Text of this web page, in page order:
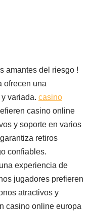
amantes del riesgo !
ofrecen una
variada. casino
casino online
y soporte en varios
retiros
confiables.
experiencia de
jugadores prefieren
atractivos y
casino online europa